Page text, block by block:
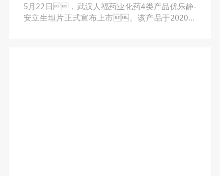
5月22日，武汉人福药业化药4类产品优乐静-
安立生坦片正式宣布上市。该产品于2020年